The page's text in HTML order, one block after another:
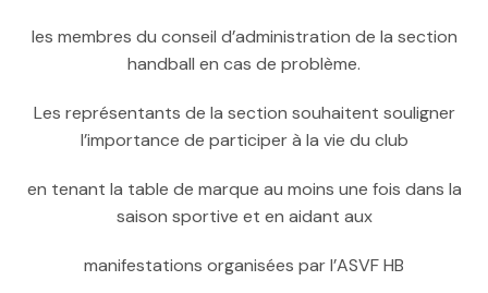
les membres du conseil d’administration de la section
handball en cas de problème.
Les représentants de la section souhaitent souligner
l’importance de participer à la vie du club
en tenant la table de marque au moins une fois dans la
saison sportive et en aidant aux
manifestations organisées par l’ASVF HB